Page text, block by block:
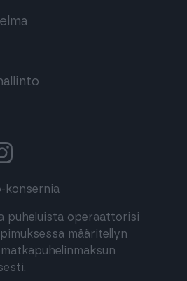
konsernia
puheluista operaattorisi
määritellyn